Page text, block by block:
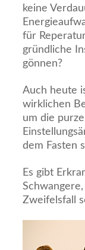
keine
für
gründliche
gönnen?
Auch heute
wirklichen
um die
dem Fasten
Es gibt
Zweifelsfall